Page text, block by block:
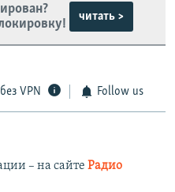
читать >
VPN Follow us
– на сайте Радио